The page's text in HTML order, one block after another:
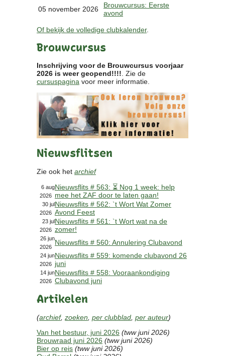
05 november 2026
Brouwcursus: Eerste
avond
Of bekijk de volledige clubkalender.
Brouwcursus
Inschrijving voor de Brouwcursus voorjaar
2026 is weer geopend!!!!. Zie de
cursuspagina voor meer informatie.
Nieuwsflitsen
Zie ook het archief
6 aug
2026
Nieuwsflits # 563: ⏳ Nog 1 week: help
mee het ZAF door te laten gaan!
30 jul
2026
Nieuwsflits # 562: `t Wort Wat Zomer
Avond Feest
23 jul
2026
Nieuwsflits # 561: `t Wort wat na de
zomer!
26 jun
2026
Nieuwsflits # 560: Annulering Clubavond
24 jun
2026
Nieuwsflits # 559: komende clubavond 26
juni
14 jun
2026
Nieuwsflits # 558: Vooraankondiging
Clubavond juni
Artikelen
(archief, zoeken per clubblad per auteur)
Van het bestuur, juni 2026 (tww juni 2026)
Brouwraad juni 2026 (tww juni 2026)
Bier op reis (tww juni 2026)
Wedstrijduitslagen
Bijzondere Leden
- Professioneel
- Biersommeliers
Recepten
Recepten
Zoeken
Bericht
Lid worden
Brouwcursus
Artikelen
Foto's
Links
Nieuwsflitsen
Video
Inloggen